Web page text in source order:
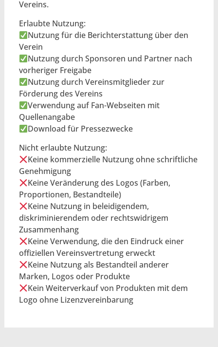
Vereins.
Erlaubte Nutzung:
Nutzung für die Berichterstattung über den
Verein
Nutzung durch Sponsoren und Partner nach
vorheriger Freigabe
Nutzung durch Vereinsmitglieder zur
Förderung des Vereins
Verwendung auf Fan-Webseiten mit
Quellenangabe
Download für Pressezwecke
Nicht erlaubte Nutzung:
Keine kommerzielle Nutzung ohne schriftliche
Genehmigung
Keine Veränderung des Logos (Farben,
Proportionen, Bestandteile)
Keine Nutzung in beleidigendem,
diskriminierendem oder rechtswidrigem
Zusammenhang
Keine Verwendung, die den Eindruck einer
offiziellen Vereinsvertretung erweckt
Keine Nutzung als Bestandteil anderer
Marken, Logos oder Produkte
Kein Weiterverkauf von Produkten mit dem
Logo ohne Lizenzvereinbarung